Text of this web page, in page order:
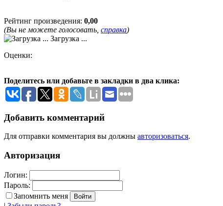
Рейтинг произведения: 0,00
(Вы не можете голосовать, справка)
Загрузка ...
Оценки:
Поделитесь или добавьте в закладки в два клика:
Добавить комментарий
Для отправки комментария вы должны авторизоваться.
Авторизация
Логин:
Пароль:
Запомнить меня